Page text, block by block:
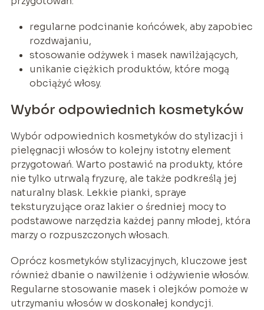
regularne podcinanie końcówek, aby zapobiec
rozdwajaniu,
stosowanie odżywek i masek nawilżających,
unikanie ciężkich produktów, które mogą
obciążyć włosy.
Wybór odpowiednich kosmetyków
Wybór odpowiednich kosmetyków do stylizacji i
pielęgnacji włosów to kolejny istotny element
przygotowań. Warto postawić na produkty, które
nie tylko utrwalą fryzurę, ale także podkreślą jej
naturalny blask. Lekkie pianki, spraye
teksturyzujące oraz lakier o średniej mocy to
podstawowe narzędzia każdej panny młodej, która
marzy o rozpuszczonych włosach.
Oprócz kosmetyków stylizacyjnych, kluczowe jest
również dbanie o nawilżenie i odżywienie włosów.
Regularne stosowanie masek i olejków pomoże w
utrzymaniu włosów w doskonałej kondycji.